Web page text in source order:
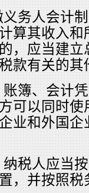
务人会计
算其收入
，应当建
款有关的其
簿、会计
可以同时
业和外国
税人应当
，并按照